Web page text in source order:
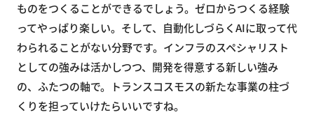
ものをつくることができるでしょう。ゼロからつくる経験
ってやっぱり楽しい。そして、自動化しづらくAIに取って代
わられることがない分野です。インフラのスペシャリスト
としての強みは活かしつつ、開発を得意する新しい強み
の、ふたつの軸で。トランスコスモスの新たな事業の柱づ
くりを担っていけたらいいですね。